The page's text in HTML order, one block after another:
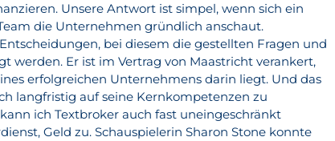
Unsere Antwort ist simpel, wenn sich ein
die Unternehmen gründlich anschaut.
bei diesem die gestellten Fragen und
werden. Er ist im Vertrag von Maastricht verankert,
erfolgreichen Unternehmens darin liegt. Und das
langfristig auf seine Kernkompetenzen zu
ich Textbroker auch fast uneingeschränkt
Geld zu. Schauspielerin Sharon Stone konnte